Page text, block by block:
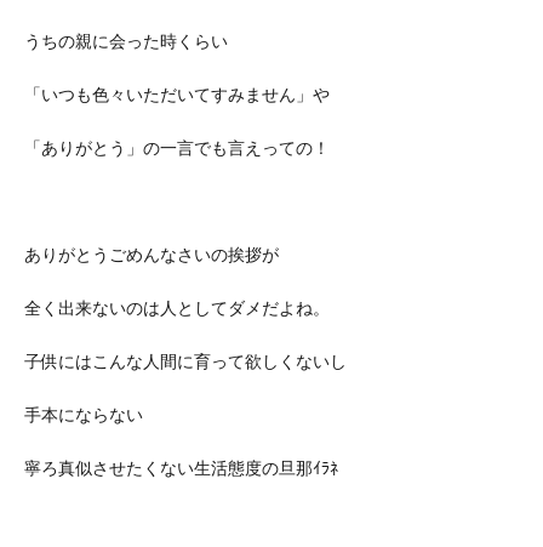
うちの親に会った時くらい
「いつも色々いただいてすみません」や
「ありがとう」の一言でも言えっての！
ありがとうごめんなさいの挨拶が
全く出来ないのは人としてダメだよね。
子供にはこんな人間に育って欲しくないし
手本にならない
寧ろ真似させたくない生活態度の旦那ｲﾗﾈ